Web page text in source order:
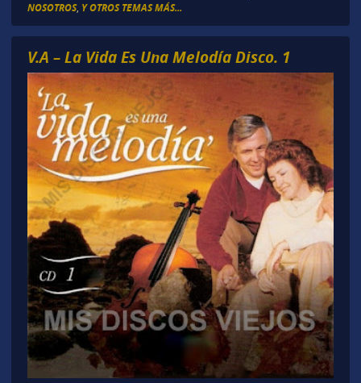
NOSOTROS, Y OTROS TEMAS MÁS...
V.A – La Vida Es Una Melodía Disco. 1